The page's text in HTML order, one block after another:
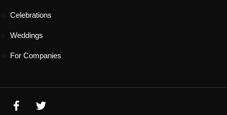
Celebrations
Weddings
For Companies